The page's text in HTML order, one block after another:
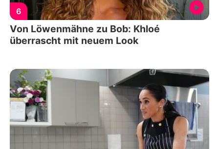
6
Von Löwenmähne zu Bob: Khloé
überrascht mit neuem Look